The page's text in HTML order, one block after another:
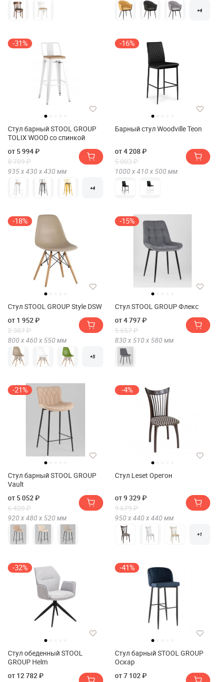
+4
-31%
Стул барный STOOL GROUP
TOLIX WOOD со спинкой
от 5 994 ₽
8 709 ₽
935 х430 х430 мм
+4
-16%
Барный стул Woodville Teon
от 4 208 ₽
5 003 ₽
1000 х410 х 500 мм
-18%
Стул STOOL GROUP Style DSW
от 1 952 ₽
2 387 ₽
800 х460 х 550 мм
+5
-15%
Стул STOOL GROUP Флекс
от 4 797 ₽
5 657 ₽
830 х 510 х 580 мм
-21%
Стул барный STOOL GROUP
Vault
от 5 052 ₽
6 420 ₽
920 х480 х 520 мм
-4%
Стул Leset Орегон
от 9 329 ₽
9 679 ₽
950 х440 х440 мм
+1
-32%
Стул обеденный STOOL
GROUP Helm
от 12 782 ₽
-41%
Стул барный STOOL GROUP
Оскар
от 7 102 ₽